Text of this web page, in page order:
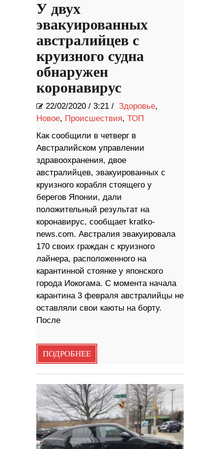
У двух
эвакуированных
австралийцев с
круизного судна
обнаружен
коронавирус
22/02/2020 / 3:21 / Здоровье,
Новое, Происшествия, ТОП
Как сообщили в четверг в
Австралийском управлении
здравоохранения, двое
австралийцев, эвакуированных c
круизного корабля стоящего у
берегов Японии, дали
положительный результат на
коронавирус, сообщает kratko-
news.com. Австралия эвакуировала
170 своих граждан с круизного
лайнера, расположенного на
карантинной стоянке у японского
города Иокогама. С момента начала
карантина 3 февраля австралийцы не
оставляли свои каюты на борту.
После
ПОДРОБНЕЕ